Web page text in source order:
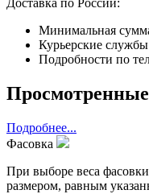
Доставка по России:
Минимальная
Курьерские
Подробности по
Подробнее...
Фасовка
При выборе веса
размером, равным